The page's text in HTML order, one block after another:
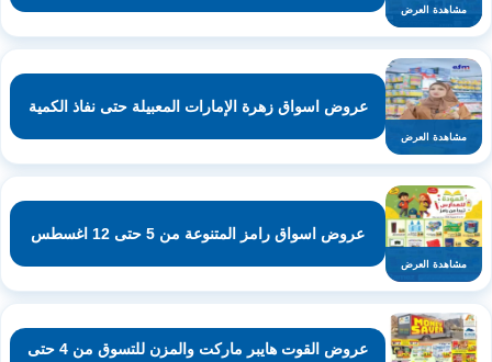
مشاهدة العرض
مشاهدة العرض
عروض اسواق زهرة الإمارات المعبيلة حتى نفاذ الكمية
مشاهدة العرض
عروض اسواق رامز المتنوعة من 5 حتى 12 اغسطس
عروض القوت هايبر ماركت والمزن للتسوق من 4 حتى